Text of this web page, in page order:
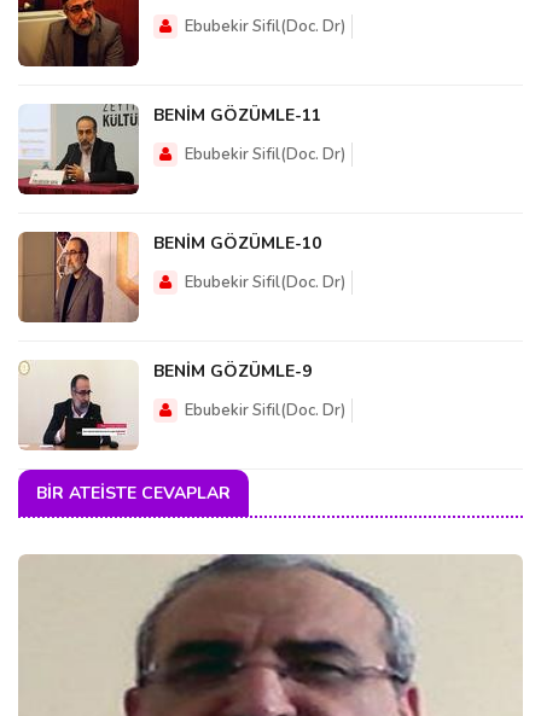
Ebubekir Sifil(Doc. Dr)
BENİM GÖZÜMLE-11
Ebubekir Sifil(Doc. Dr)
BENİM GÖZÜMLE-10
Ebubekir Sifil(Doc. Dr)
BENİM GÖZÜMLE-9
Ebubekir Sifil(Doc. Dr)
BIR ATEISTE CEVAPLAR